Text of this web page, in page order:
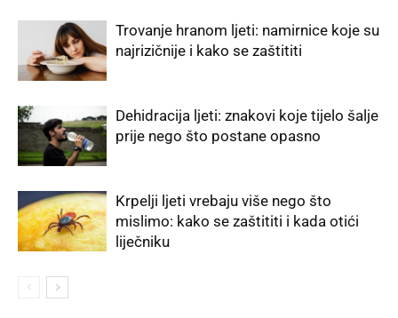
Trovanje hranom ljeti: namirnice koje su
najrizičnije i kako se zaštititi
Dehidracija ljeti: znakovi koje tijelo šalje
prije nego što postane opasno
Krpelji ljeti vrebaju više nego što
mislimo: kako se zaštititi i kada otići
liječniku